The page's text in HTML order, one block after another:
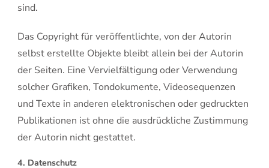
sind.
Das Copyright für veröffentlichte, von der Autorin
selbst erstellte Objekte bleibt allein bei der Autorin
der Seiten. Eine Vervielfältigung oder Verwendung
solcher Grafiken, Tondokumente, Videosequenzen
und Texte in anderen elektronischen oder gedruckten
Publikationen ist ohne die ausdrückliche Zustimmung
der Autorin nicht gestattet.
4. Datenschutz